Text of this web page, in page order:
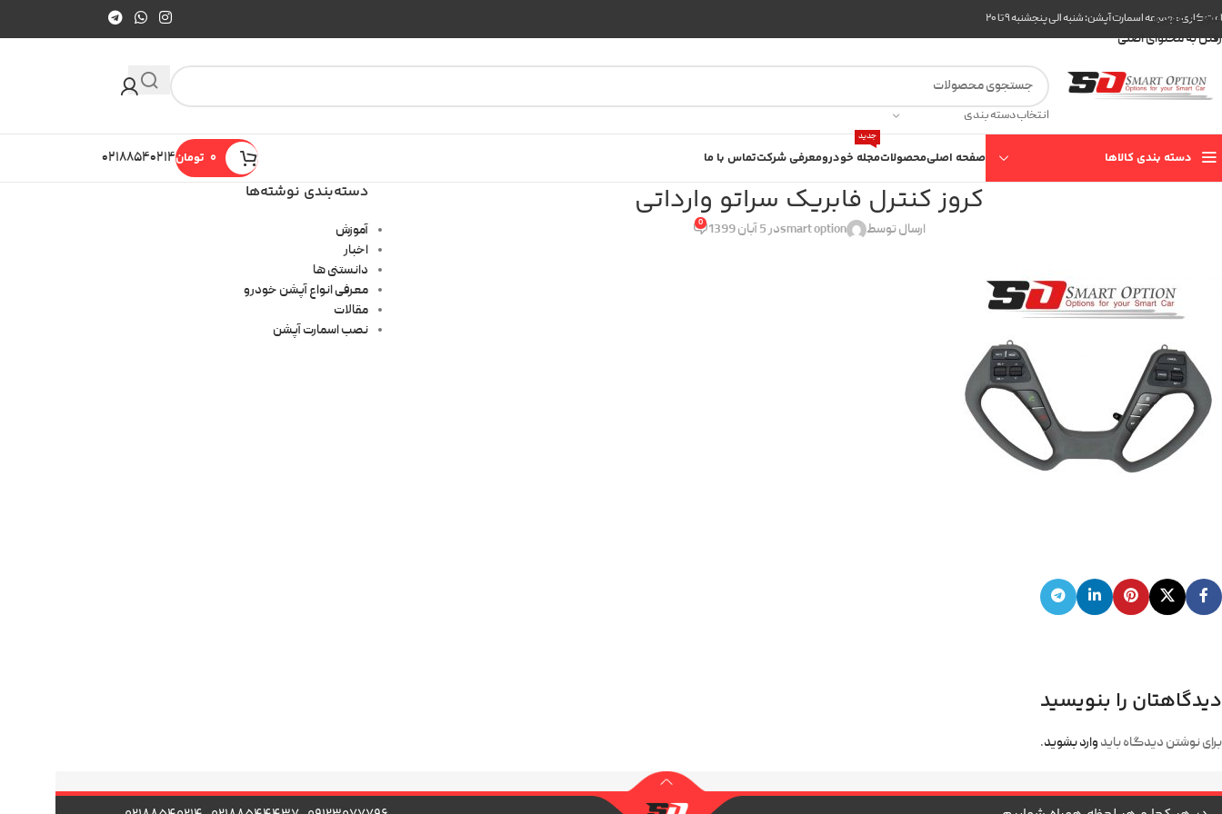
عبور به ناوبری
رفتن به محتوای اصلی
کاری مجموعه اسمارت آپشن: شنبه الی پنجشنبه ۹ تا ۲۰
انتخاب دسته بندی
دسته بندی کالاها صفحه اصلیمحصولاتمجله خودرو
جدید
معرفی شرکتتماس با ما تومان۰۲۱۸۸۵۴۰۲۱۴
کروز کنترل فابریک سراتو وارداتی
ارسال توسط smart optionدر 5 آبان 1399 0
دیدگاهتان را بنویسید
برای نوشتن دیدگاه باید وارد بشوید.
دسته‌بندی نوشته‌ها
آموزش
اخبار
دانستنی ها
معرفی انواع آپشن خودرو
مقالات
نصب اسمارت آپشن